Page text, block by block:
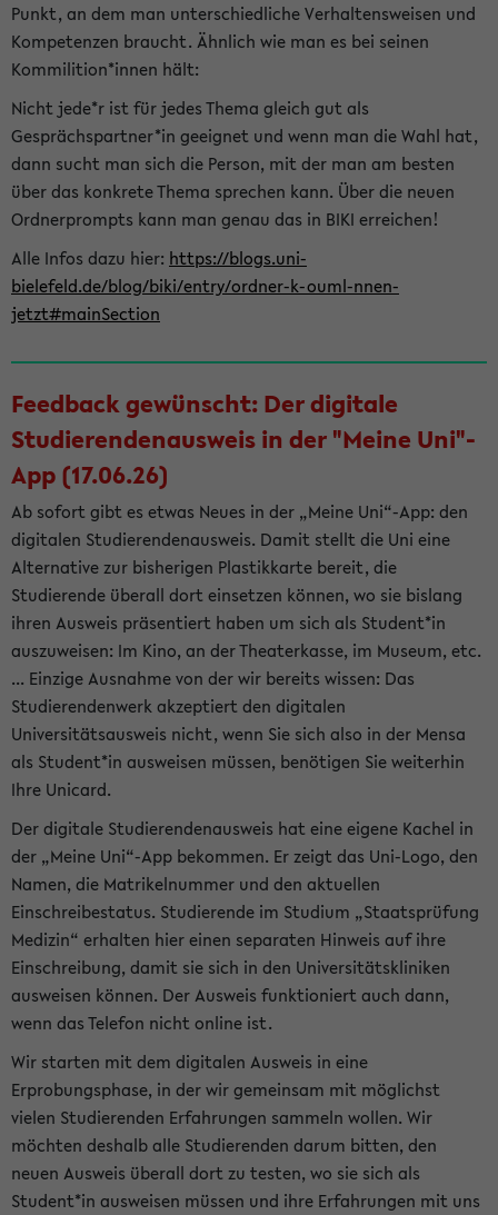
Punkt, an dem man unterschiedliche Verhaltensweisen und
Kompetenzen braucht. Ähnlich wie man es bei seinen
Kommilition*innen hält:
Nicht jede*r ist für jedes Thema gleich gut als
Gesprächspartner*in geeignet und wenn man die Wahl hat,
dann sucht man sich die Person, mit der man am besten
über das konkrete Thema sprechen kann. Über die neuen
Ordnerprompts kann man genau das in BIKI erreichen!
Alle Infos dazu hier: https://blogs.uni-
bielefeld.de/blog/biki/entry/ordner-k-ouml-nnen-
jetzt#mainSection
Feedback gewünscht: Der digitale
Studierendenausweis in der "Meine Uni"-
App (17.06.26)
Ab sofort gibt es etwas Neues in der „Meine Uni“-App: den
digitalen Studierendenausweis. Damit stellt die Uni eine
Alternative zur bisherigen Plastikkarte bereit, die
Studierende überall dort einsetzen können, wo sie bislang
ihren Ausweis präsentiert haben um sich als Student*in
auszuweisen: Im Kino, an der Theaterkasse, im Museum, etc.
... Einzige Ausnahme von der wir bereits wissen: Das
Studierendenwerk akzeptiert den digitalen
Universitätsausweis nicht, wenn Sie sich also in der Mensa
als Student*in ausweisen müssen, benötigen Sie weiterhin
Ihre Unicard.
Der digitale Studierendenausweis hat eine eigene Kachel in
der „Meine Uni“-App bekommen. Er zeigt das Uni-Logo, den
Namen, die Matrikelnummer und den aktuellen
Einschreibestatus. Studierende im Studium „Staatsprüfung
Medizin“ erhalten hier einen separaten Hinweis auf ihre
Einschreibung, damit sie sich in den Universitätskliniken
ausweisen können. Der Ausweis funktioniert auch dann,
wenn das Telefon nicht online ist.
Wir starten mit dem digitalen Ausweis in eine
Erprobungsphase, in der wir gemeinsam mit möglichst
vielen Studierenden Erfahrungen sammeln wollen. Wir
möchten deshalb alle Studierenden darum bitten, den
neuen Ausweis überall dort zu testen, wo sie sich als
Student*in ausweisen müssen und ihre Erfahrungen mit uns